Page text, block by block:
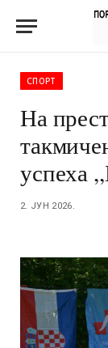
СПОРТ
На
успеха
2. ЈУН 2026.